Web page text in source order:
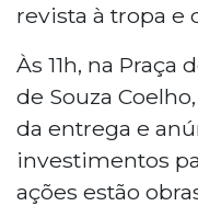
revista à tropa e
Às 11h, na Praça
de Souza
da entrega e
investimentos
ações estão